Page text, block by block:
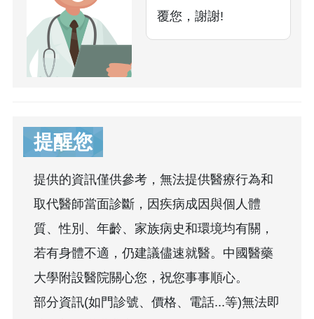
覆您，謝謝!
提醒您
提供的資訊僅供參考，無法提供醫療行為和
取代醫師當面診斷，因疾病成因與個人體
質、性別、年齡、家族病史和環境均有關，
若有身體不適，仍建議儘速就醫。中國醫藥
大學附設醫院關心您，祝您事事順心。
部分資訊(如門診號、價格、電話...等)無法即